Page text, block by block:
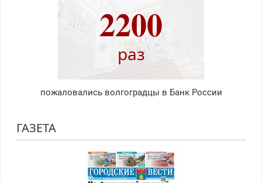
2200
раз
пожаловались волгоградцы в Банк России
ГАЗЕТА